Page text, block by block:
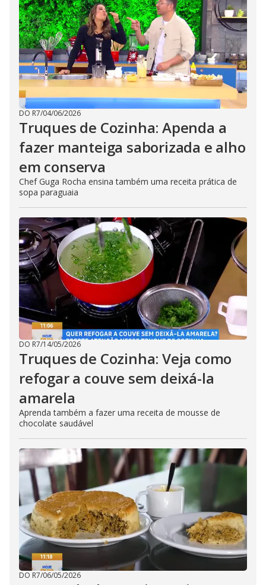
DO R7/04/06/2026
Truques de Cozinha: Apenda a
fazer manteiga saborizada e alho
em conserva
Chef Guga Rocha ensina também uma receita prática de
sopa paraguaia
DO R7/14/05/2026
Truques de Cozinha: Veja como
refogar a couve sem deixá-la
amarela
Aprenda também a fazer uma receita de mousse de
chocolate saudável
DO R7/06/05/2026